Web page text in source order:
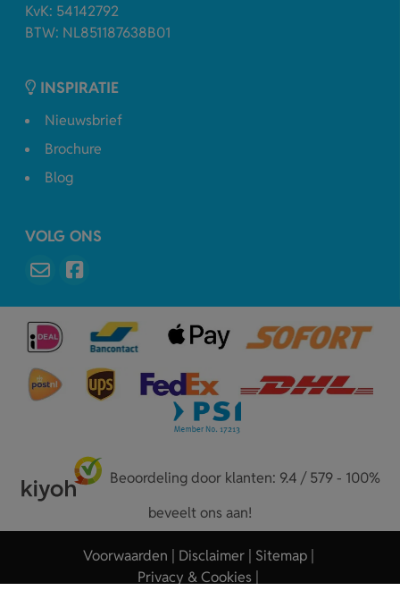
KvK: 54142792
BTW: NL851187638B01
INSPIRATIE
Nieuwsbrief
Brochure
Blog
VOLG ONS
Beoordeling door klanten: 9.4 / 579 - 100%
beveelt ons aan!
Voorwaarden Disclaimer
Sitemap
Privacy & Cookies